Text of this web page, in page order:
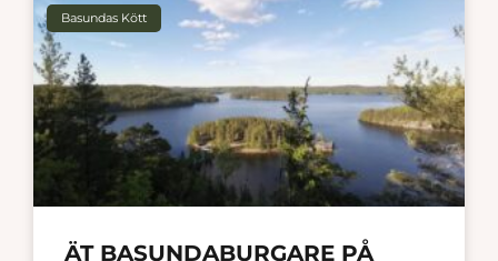
Basundas Kött
ÄT BASUNDABURGARE PÅ